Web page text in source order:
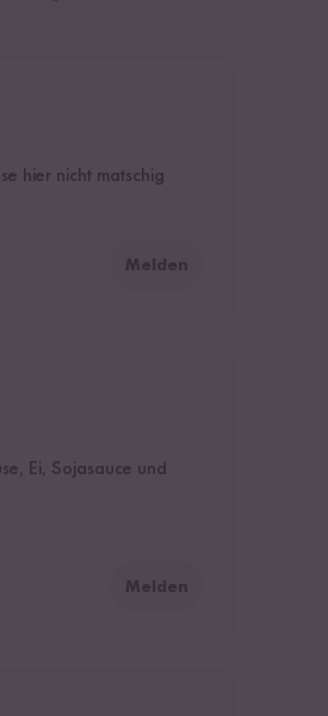
hier nicht matschig
Melden
Ei, Sojasauce und
Melden